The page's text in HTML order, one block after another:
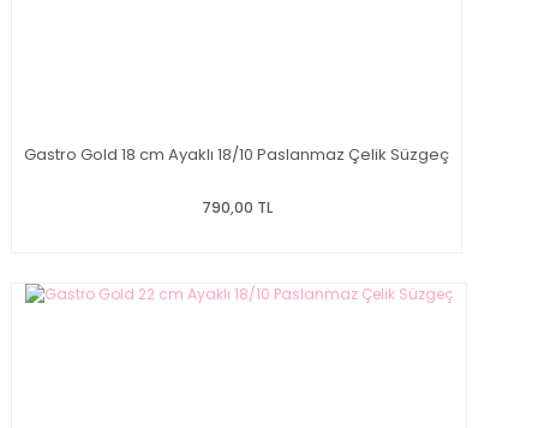
Gastro Gold 18 cm Ayaklı 18/10 Paslanmaz Çelik Süzgeç
790,00 TL